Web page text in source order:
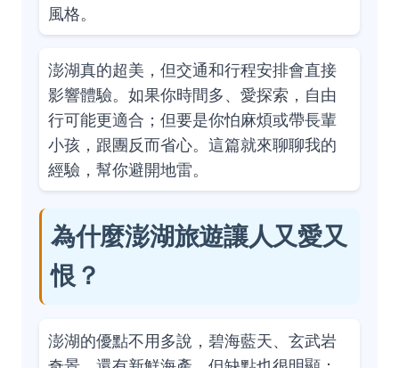
風格。
澎湖真的超美，但交通和行程安排會直接
影響體驗。如果你時間多、愛探索，自由
行可能更適合；但要是你怕麻煩或帶長輩
小孩，跟團反而省心。這篇就來聊聊我的
經驗，幫你避開地雷。
為什麼澎湖旅遊讓人又愛又
恨？
澎湖的優點不用多說，碧海藍天、玄武岩